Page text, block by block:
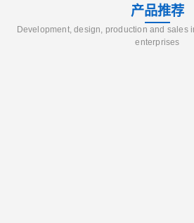
产品推荐
Development, design, production and sales
enterprises